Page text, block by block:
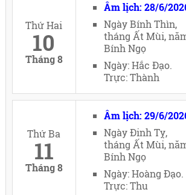
Thứ Hai
10
Tháng 8
Âm lịch: 28/6/
Ngày Bính Thìn,
tháng Ất Mùi,
Bính Ngọ
Ngày: Hắc Đạo.
Trực: Thành
Thứ Ba
11
Tháng 8
Âm lịch: 29/6/
Ngày Đinh Tỵ,
tháng Ất Mùi,
Bính Ngọ
Ngày: Hoàng Đạo.
Trực: Thu